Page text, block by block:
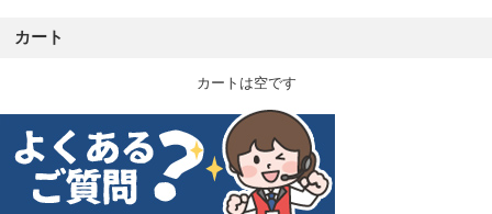
カート
カートは空です